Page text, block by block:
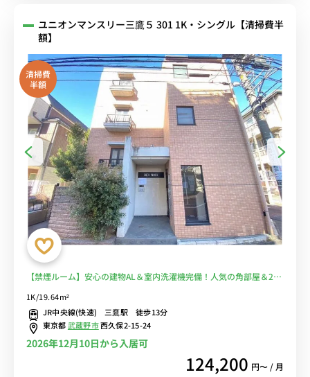
ユニオンマンスリー三鷹５ 301 1K・シングル【清掃費半
額】
清掃費
半額
【禁煙ルーム】安心の建物AL＆室内洗濯機完備！人気の角部屋＆2面
ャンパスまで徒歩通学/スーパー･いなげやまで徒歩約4分■選べるWi-
Fi格安レンタル中！
1K/19.64m²
JR中央線(快速) 三鷹駅 徒歩13分
東京都武蔵野市西久保2-15-24
2026年12月10日から入居可
124,200 円〜 / 月